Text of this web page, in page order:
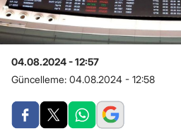
04.08.2024 - 12:57
Güncelleme: 04.08.2024 - 12:58